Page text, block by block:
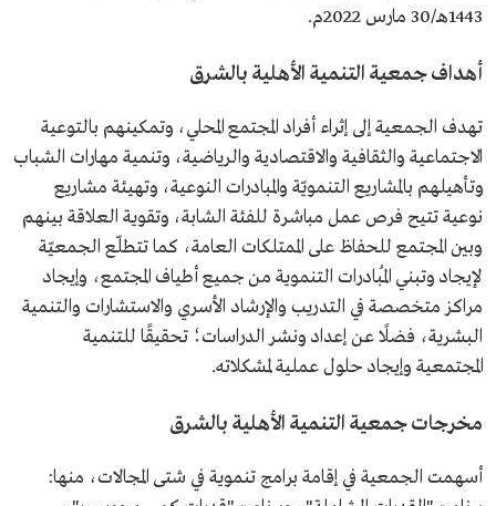
1443هـ/30 مارس 2022م.
أهداف جمعية التنمية الأهلية بالشرق
تهدف الجمعية إلى إثراء أفراد المجتمع المحلي، وتمكينهم بالتوعية
الاجتماعية والثقافية والاقتصادية والرياضية، وتنمية مهارات الشباب
وتأهيلهم بالمشاريع التنمويّة والمبادرات النوعية، وتهيئة مشاريع
نوعية تتيح فرص عمل مباشرة للفئة الشابة، وتقوية العلاقة بينهم
وبين المجتمع للحفاظ على الممتلكات العامة، كما تتطلّع الجمعيّة
لإيجاد وتبني المُبادرات التنموية من جميع أطياف المجتمع، وإيجاد
مراكز متخصصة في التدريب والإرشاد الأسري والاستشارات والتنمية
البشرية، فضلًا عن إعداد ونشر الدراسات؛ تحقيقًا للتنمية
المجتمعية وإيجاد حلول عملية لمشكلاته.
مخرجات جمعية التنمية الأهلية بالشرق
أسهمت الجمعية في إقامة برامج تنموية في شتى المجالات، منها: